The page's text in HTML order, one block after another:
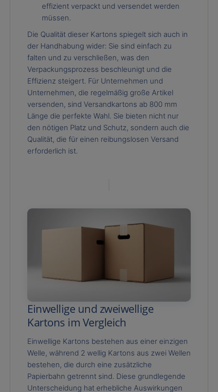
effizient verpackt und versendet werden
müssen.
Die Qualität dieser Kartons spiegelt sich auch in
der Handhabung wider: Sie sind einfach zu
falten und zu verschließen, was den
Verpackungsprozess beschleunigt und die
Effizienz steigert. Für Unternehmen und
Unternehmen, die regelmäßig große Artikel
versenden, sind Versandkartons ab 800 mm
Länge die perfekte Wahl. Sie bieten nicht nur
den nötigen Platz und Schutz, sondern auch die
Qualität, die für einen reibungslosen Versand
erforderlich ist.
Einwellige und zweiwellige
Kartons im Vergleich
Einwellige Kartons bestehen aus einer einzigen
Welle, während 2 wellig Kartons aus zwei Wellen
bestehen, die durch eine zusätzliche
Papierbahn getrennt sind. Diese grundlegende
Unterscheidung hat erhebliche Auswirkungen